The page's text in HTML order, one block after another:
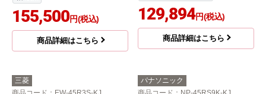
124,494円(税込)
商品詳細はこちら
パナソニック
商品コード ：NP-45MC6T-KJ
パナソニック
商品コード ：NP-45MS9S-KJ